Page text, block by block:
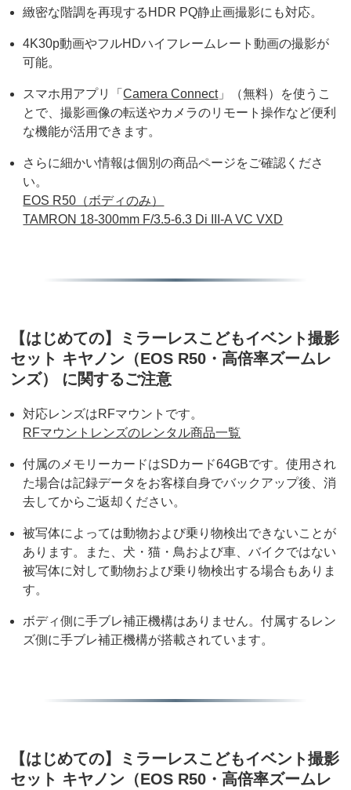
緻密な階調を再現するHDR PQ静止画撮影にも対応。
4K30p動画やフルHDハイフレームレート動画の撮影が
可能。
スマホ用アプリ「Camera Connect」（無料）を使うこ
とで、撮影画像の転送やカメラのリモート操作など便利
な機能が活用できます。
さらに細かい情報は個別の商品ページをご確認くださ
い。
EOS R50（ボディのみ）
TAMRON 18-300mm F/3.5-6.3 Di III-A VC VXD
【はじめての】ミラーレスこどもイベント撮影
セット キヤノン（EOS R50・高倍率ズームレ
ンズ） に関するご注意
対応レンズはRFマウントです。
RFマウントレンズのレンタル商品一覧
付属のメモリーカードはSDカード64GBです。使用され
た場合は記録データをお客様自身でバックアップ後、消
去してからご返却ください。
被写体によっては動物および乗り物検出できないことが
あります。また、犬・猫・鳥および車、バイクではない
被写体に対して動物および乗り物検出する場合もありま
す。
ボディ側に手ブレ補正機構はありません。付属するレン
ズ側に手ブレ補正機構が搭載されています。
【はじめての】ミラーレスこどもイベント撮影
セット キヤノン（EOS R50・高倍率ズームレ